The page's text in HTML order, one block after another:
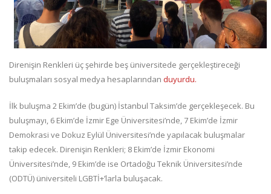
Direnişin Renkleri üç şehirde beş üniversitede gerçekleştireceği
buluşmaları sosyal medya hesaplarından duyurdu.
İlk buluşma 2 Ekim’de (bugün) İstanbul Taksim’de gerçekleşecek. Bu
buluşmayı, 6 Ekim’de İzmir Ege Üniversitesi’nde, 7 Ekim’de İzmir
Demokrasi ve Dokuz Eylül Üniversitesi’nde yapılacak buluşmalar
takip edecek. Direnişin Renkleri; 8 Ekim’de İzmir Ekonomi
Üniversitesi’nde, 9 Ekim’de ise Ortadoğu Teknik Üniversitesi’nde
(ODTÜ) üniversiteli LGBTİ+’larla buluşacak.